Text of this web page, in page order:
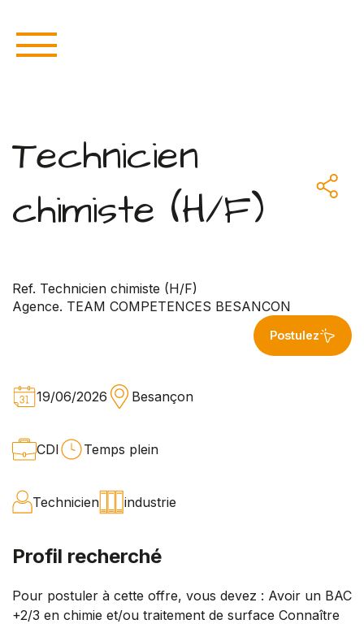
Technicien
chimiste (H/F)
Ref. Technicien chimiste (H/F)
Agence. TEAM COMPETENCES BESANCON
Postulez
19/06/2026 Besançon
CDI Temps plein
Technicien industrie
Profil recherché
Pour postuler à cette offre, vous devez : Avoir un BAC
+2/3 en chimie et/ou traitement de surface Connaître